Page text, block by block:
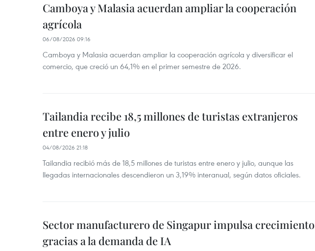
Camboya y Malasia acuerdan ampliar la cooperación
agrícola
06/08/2026 09:16
Camboya y Malasia acuerdan ampliar la cooperación agrícola y diversificar el
comercio, que creció un 64,1% en el primer semestre de 2026.
Tailandia recibe 18,5 millones de turistas extranjeros
entre enero y julio
04/08/2026 21:18
Tailandia recibió más de 18,5 millones de turistas entre enero y julio, aunque las
llegadas internacionales descendieron un 3,19% interanual, según datos oficiales.
Sector manufacturero de Singapur impulsa crecimiento
gracias a la demanda de IA